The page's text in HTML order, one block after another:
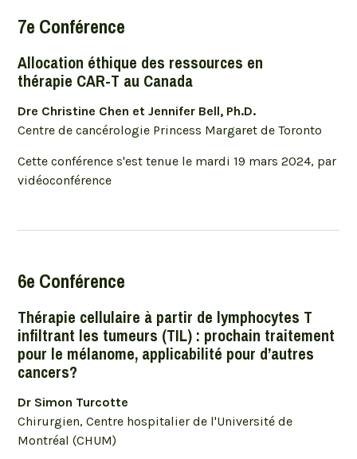
7e Conférence
Allocation éthique des ressources en
thérapie CAR-T au Canada
Dre Christine Chen et Jennifer Bell, Ph.D.
Centre de cancérologie Princess Margaret de Toronto
Cette conférence s'est tenue le mardi 19 mars 2024, par
vidéoconférence
6e Conférence
Thérapie cellulaire à partir de lymphocytes T
infiltrant les tumeurs (TIL) : prochain traitement
pour le mélanome, applicabilité pour d’autres
cancers?
Dr Simon Turcotte
Chirurgien, Centre hospitalier de l'Université de
Montréal (CHUM)